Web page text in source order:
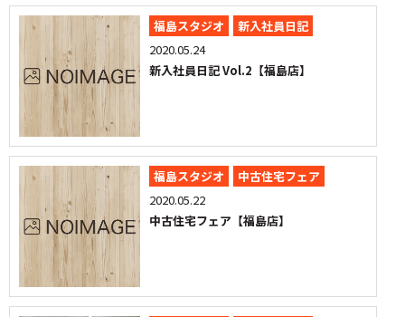
福島スタジオ
新入社員日記
2020.05.24
新入社員日記 Vol.2【福島店】
福島スタジオ
中古住宅フェア
2020.05.22
中古住宅フェア【福島店】